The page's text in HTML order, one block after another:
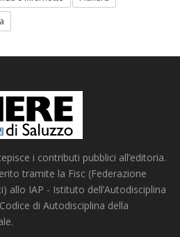
i contributi pubblici all’editoria.
tramite la Fisc (Federazione
allo IAP - Istituto dell’Autodisciplina
di Autodisciplina della